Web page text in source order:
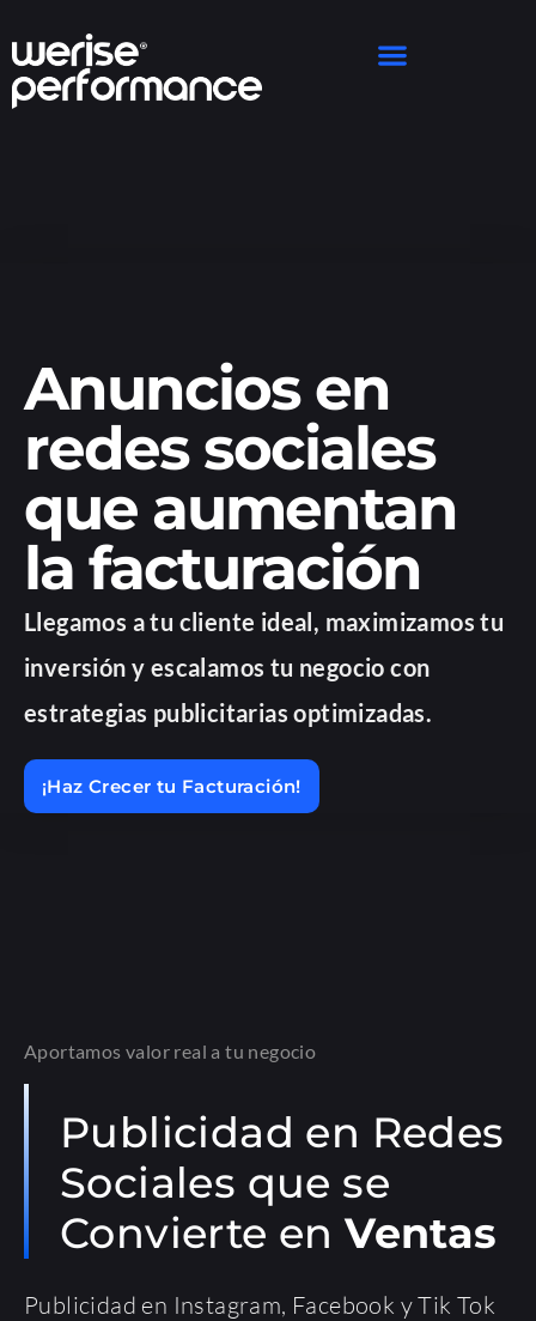
Anuncios en
redes sociales
que aumentan
la facturación
Llegamos a tu cliente ideal, maximizamos tu
inversión y escalamos tu negocio con
estrategias publicitarias optimizadas.
¡Haz Crecer tu Facturación!
Aportamos valor real a tu negocio
Publicidad en Redes
Sociales que se
Convierte enVentas
Publicidad en Instagram, Facebook y Tik Tok